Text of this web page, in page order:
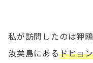
私が訪問したのは狎
汝矣島にあるドヒョ